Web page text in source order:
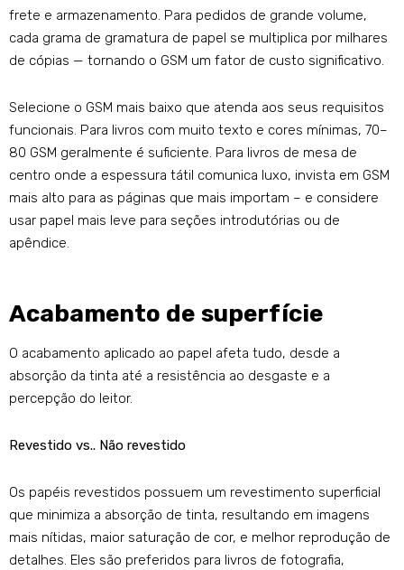
frete e armazenamento. Para pedidos de grande volume,
cada grama de gramatura de papel se multiplica por milhares
de cópias — tornando o GSM um fator de custo significativo.
Selecione o GSM mais baixo que atenda aos seus requisitos
funcionais. Para livros com muito texto e cores mínimas, 70–
80 GSM geralmente é suficiente. Para livros de mesa de
centro onde a espessura tátil comunica luxo, invista em GSM
mais alto para as páginas que mais importam – e considere
usar papel mais leve para seções introdutórias ou de
apêndice.
Acabamento de superfície
O acabamento aplicado ao papel afeta tudo, desde a
absorção da tinta até a resistência ao desgaste e a
percepção do leitor.
Revestido vs.. Não revestido
Os papéis revestidos possuem um revestimento superficial
que minimiza a absorção de tinta, resultando em imagens
mais nítidas, maior saturação de cor, e melhor reprodução de
detalhes. Eles são preferidos para livros de fotografia,